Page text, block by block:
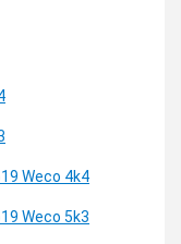
Weco 4k4
Weco 5k3